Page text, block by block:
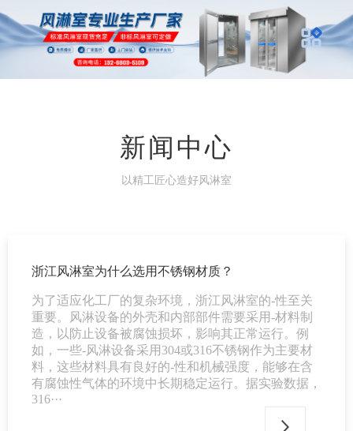
新闻中心
以精工匠心造好风淋室
浙江风淋室为什么选用不锈钢材质？
为了适应化工厂的复杂环境，浙江风淋室的-性至关
重要。风淋设备的外壳和内部部件需要采用-材料制
造，以防止设备被腐蚀损坏，影响其正常运行。例
如，一些-风淋设备采用304或316不锈钢作为主要材
料，这些材料具有良好的-性和机械强度，能够在含
有腐蚀性气体的环境中长期稳定运行。据实验数据，
316···